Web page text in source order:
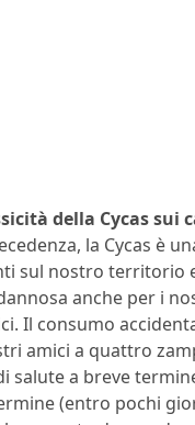
della Cycas sui
la Cycas è
sul nostro territorio
anche per i
Il consumo
amici a quattro
salute a breve
(entro pochi